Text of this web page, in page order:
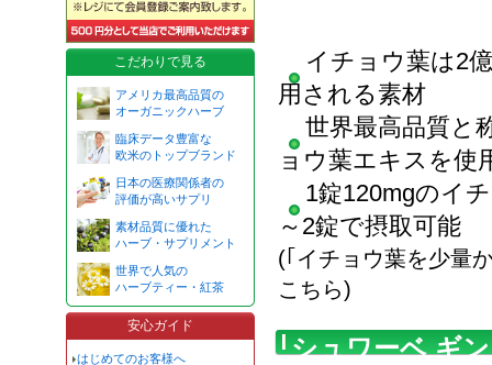
イチョウ葉は2
用される素材
世界最高品質と
ョウ葉エキスを使
1錠120mgのイ
～2錠で摂取可能
(｢イチョウ葉を少量
こちら)
シュワーベ ギ
こだわりで見る
アメリカ最高品質の
オーガニックハーブ
臨床データ豊富な
欧米のトップブランド
日本の医療関係者の
評価が高いサプリ
素材品質に優れた
ハーブ・サプリメント
世界で人気の
ハーブティー・紅茶
安心ガイド
はじめてのお客様へ